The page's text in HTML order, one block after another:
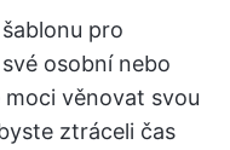
pro
osobní nebo
věnovat svou
ztráceli čas